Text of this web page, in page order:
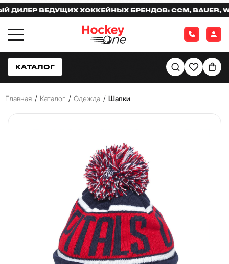
ВЕДУЩИХ ХОККЕЙНЫХ БРЕНДОВ: CCM, BAUER,
КАТАЛОГ
Главная / Каталог / Одежда / Шапки